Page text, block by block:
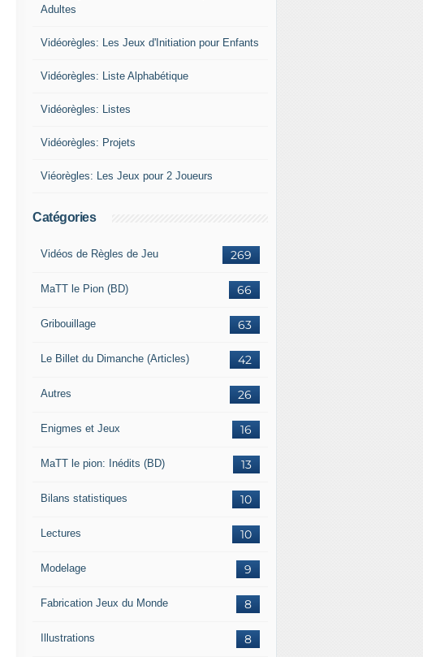
Adultes
Vidéorègles: Les Jeux d'Initiation pour Enfants
Vidéorègles: Liste Alphabétique
Vidéorègles: Listes
Vidéorègles: Projets
Viéorègles: Les Jeux pour 2 Joueurs
Catégories
269
Vidéos de Règles de Jeu
66
MaTT le Pion (BD)
63
Gribouillage
42
Le Billet du Dimanche (Articles)
26
Autres
16
Enigmes et Jeux
13
MaTT le pion: Inédits (BD)
10
Bilans statistiques
10
Lectures
9
Modelage
8
Fabrication Jeux du Monde
8
Illustrations